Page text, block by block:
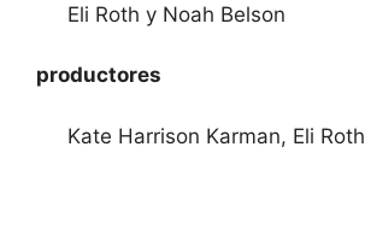
Eli Roth y Noah Belson
productores
Kate Harrison Karman, Eli Roth